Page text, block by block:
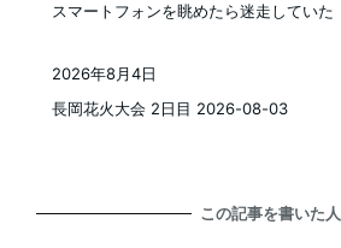
スマートフォンを眺めたら迷走していた
長岡花火大会 2日目 2026-08-03
2026年8月4日
この記事を書いた人